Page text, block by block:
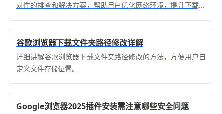
对性的排查和解决方案，帮助用户优化网络环境，提升下载稳
谷歌浏览器下载文件夹路径修改详解
详细讲解谷歌浏览器下载文件夹路径修改的方法，方便用户自
定义文件存储位置。
Google浏览器2025插件安装需注意哪些安全问题